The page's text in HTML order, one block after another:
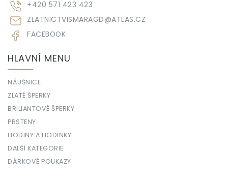
ZLATNICTVISMARAGD@ATLAS.CZ
+420 571 423 423
FACEBOOK
HLAVNÍ MENU
NÁUŠNICE
ZLATÉ ŠPERKY
BRILIANTOVÉ ŠPERKY
PRSTENY
HODINY A HODINKY
DALŠÍ KATEGORIE
DÁRKOVÉ POUKAZY